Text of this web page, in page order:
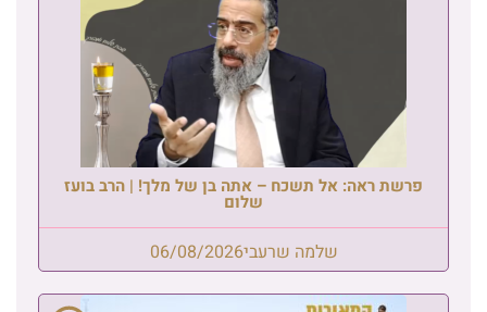
פרשת ראה: אל תשכח – אתה בן של מלך! | הרב בועז
שלום
שלמה שרעבי06/08/2026